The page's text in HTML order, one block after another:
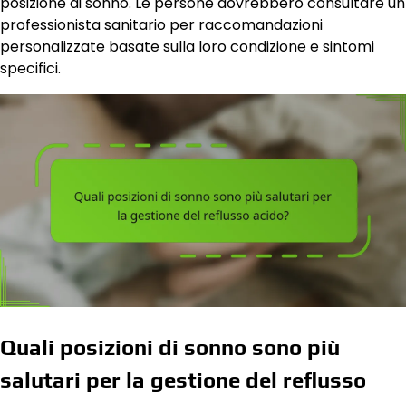
professionista sanitario per raccomandazioni
personalizzate basate sulla loro condizione e sintomi
specifici.
Quali posizioni di sonno sono più
salutari per la gestione del reflusso